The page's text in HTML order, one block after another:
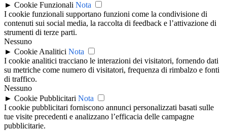
► Cookie Funzionali Nota
I cookie funzionali supportano funzioni come la condivisione di
contenuti sui social media, la raccolta di feedback e l’attivazione di
strumenti di terze parti.
Nessuno
► Cookie Analitici Nota
I cookie analitici tracciano le interazioni dei visitatori, fornendo dati
su metriche come numero di visitatori, frequenza di rimbalzo e fonti
di traffico.
Nessuno
► Cookie Pubblicitari Nota
I cookie pubblicitari forniscono annunci personalizzati basati sulle
tue visite precedenti e analizzano l’efficacia delle campagne
pubblicitarie.